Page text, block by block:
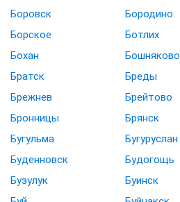
Боровск
Бородино
Борское
Ботлих
Бохан
Бошняково
Братск
Бреды
Брежнев
Брейтово
Бронницы
Брянск
Бугульма
Бугуруслан
Буденновск
Будогощь
Бузулук
Буинск